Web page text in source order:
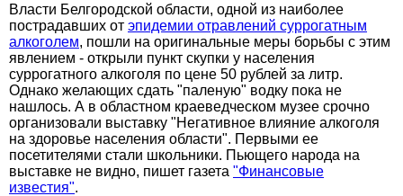
Власти Белгородской области, одной из наиболее
пострадавших от эпидемии отравлений суррогатным
алкоголем, пошли на оригинальные меры борьбы с этим
явлением - открыли пункт скупки у населения
суррогатного алкоголя по цене 50 рублей за литр.
Однако желающих сдать "паленую" водку пока не
нашлось. А в областном краеведческом музее срочно
организовали выставку "Негативное влияние алкоголя
на здоровье населения области". Первыми ее
посетителями стали школьники. Пьющего народа на
выставке не видно, пишет газета "Финансовые
известия".